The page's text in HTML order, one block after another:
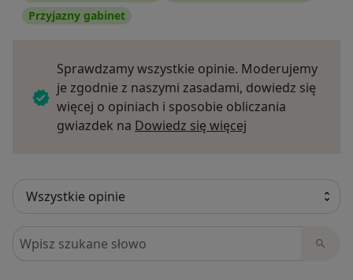
Przyjazny gabinet
Sprawdzamy wszystkie opinie. Moderujemy
je zgodnie z naszymi zasadami, dowiedz się
więcej o opiniach i sposobie obliczania
gwiazdek na Dowiedz się więcej
Szukaj w opiniach